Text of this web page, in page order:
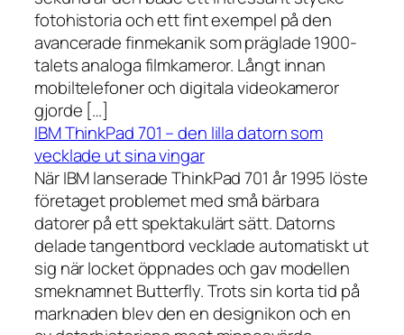
fotohistoria och ett fint exempel på den
avancerade finmekanik som präglade 1900-
talets analoga filmkameror. Långt innan
mobiltelefoner och digitala videokameror
gjorde […]
IBM ThinkPad 701 – den lilla datorn som
vecklade ut sina vingar
När IBM lanserade ThinkPad 701 år 1995 löste
företaget problemet med små bärbara
datorer på ett spektakulärt sätt. Datorns
delade tangentbord vecklade automatiskt ut
sig när locket öppnades och gav modellen
smeknamnet Butterfly. Trots sin korta tid på
marknaden blev den en designikon och en